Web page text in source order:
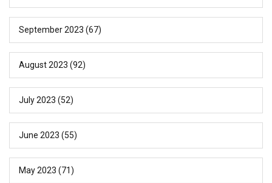
September 2023 (67)
August 2023 (92)
July 2023 (52)
June 2023 (55)
May 2023 (71)